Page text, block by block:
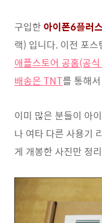
구입한 아이폰6플러스
랙) 입니다. 이전 포
애플스토어 공홈(공
배송은 TNT를 통해
이미 많은 분들이 아
나 여타 다른 사용기
게 개봉한 사진만 정